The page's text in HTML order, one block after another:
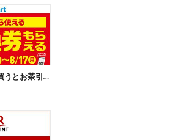
【無料引換券!】焼き麺買うとお茶引換券貰える!